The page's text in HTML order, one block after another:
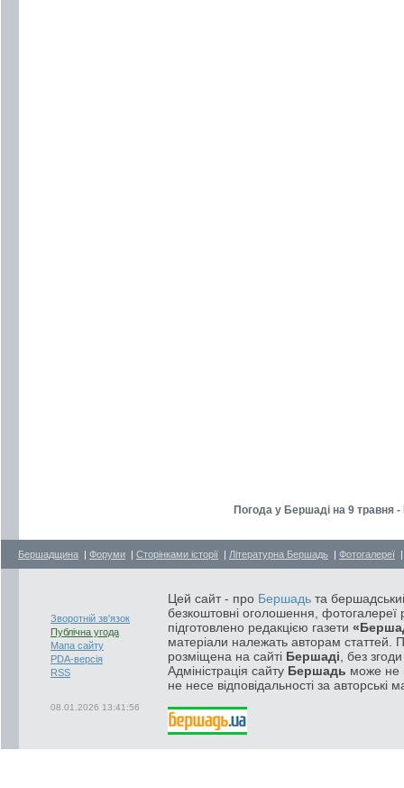
Погода у Бершаді на 9 травня
Бершадщина | Форуми | Сторінками історії | Літературна Бершадь | Фотогалереї
Зворотній зв'язок
Публічна угода
Мапа сайту
PDA-версія
RSS
08.01.2026 13:41:56
Цей сайт - про Бершадь та
безкоштовні оголошення, фотогалереї
підготовлено редакцією газети
матеріали належать авторам статтей.
розміщена на сайті Бершаді , без
Адміністрація сайту Бершадь може не
не несе відповідальності за авторські